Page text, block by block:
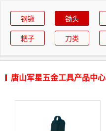
钢锹 锄头
耙子 刀类
唐山军星五金工具产品中心